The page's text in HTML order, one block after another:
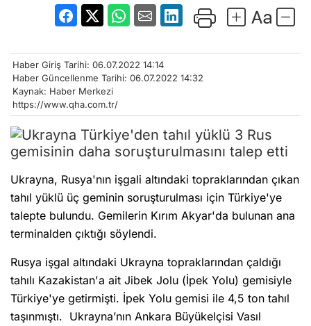
Haber Giriş Tarihi: 06.07.2022 14:14
Haber Güncellenme Tarihi: 06.07.2022 14:32
Kaynak: Haber Merkezi
https://www.qha.com.tr/
Ukrayna, Rusya'nın işgali altındaki topraklarından çıkan
tahıl yüklü üç geminin soruşturulması için Türkiye'ye
talepte bulundu. Gemilerin Kırım Akyar'da bulunan ana
terminalden çıktığı söylendi.
Rusya işgal altındaki Ukrayna topraklarından çaldığı
tahılı Kazakistan'a ait Jibek Jolu (İpek Yolu) gemisiyle
Türkiye'ye getirmişti. İpek Yolu gemisi ile 4,5 ton tahıl
taşınmıştı. Ukrayna’nın Ankara Büyükelçisi Vasıl